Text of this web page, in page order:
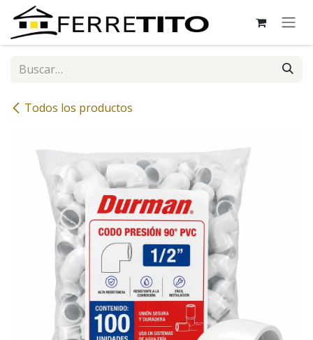
Ir al contenido
Todos los productos